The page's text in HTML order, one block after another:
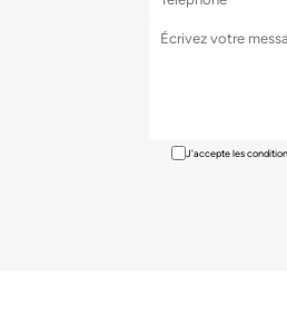
J'accepte les